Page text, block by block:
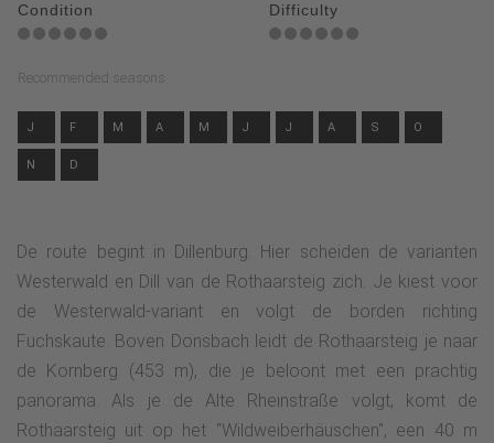
Condition Difficulty
Recommended seasons
J F M A M J J A S O
N D
De route begint in Dillenburg. Hier scheiden de varianten
Westerwald en Dill van de Rothaarsteig zich. Je kiest voor
de Westerwald-variant en volgt de borden richting
Fuchskaute. Boven Donsbach leidt de Rothaarsteig je naar
de Kornberg (453 m), die je beloont met een prachtig
panorama. Als je de Alte Rheinstraße volgt, komt de
Rothaarsteig uit op het "Wildweiberhäuschen", een 40 m